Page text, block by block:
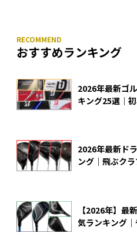
おすすめランキング
2026年最新ゴ
キング25選｜
2026年最新ド
ング｜飛ぶク
【2026年】最
気ランキング